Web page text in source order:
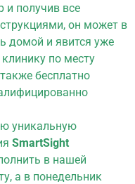
и получив все
он может в
домой и явится уже
по месту
бесплатно
уникальную
SmartSight
в нашей
а в понедельник